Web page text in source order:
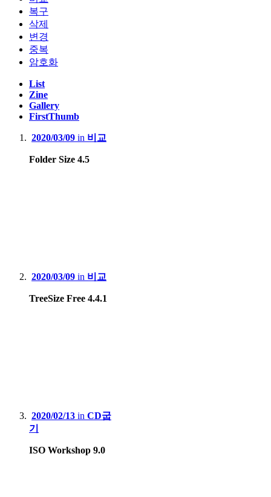
복구
삭제
변경
중복
암호화
List
Zine
Gallery
FirstThumb
2020/03/09 in 비교
Folder Size 4.5
2020/03/09 in 비교
TreeSize Free 4.4.1
2020/02/13 in CD굽
기
ISO Workshop 9.0